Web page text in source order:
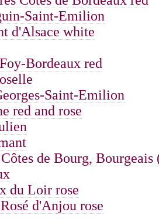
Saint-Emilion
d'Alsace white
Bordeaux red
Saint-Emilion
red and rose
de Bourg, Bourgeais
du Loir rose
d'Anjou rose